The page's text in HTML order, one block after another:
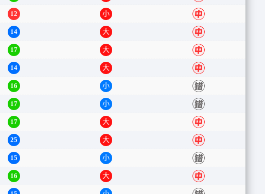
22 大 中
12 小 中
14 大 中
17 大 中
14 大 中
16 小 错
17 小 错
17 大 中
25 大 中
15 小 错